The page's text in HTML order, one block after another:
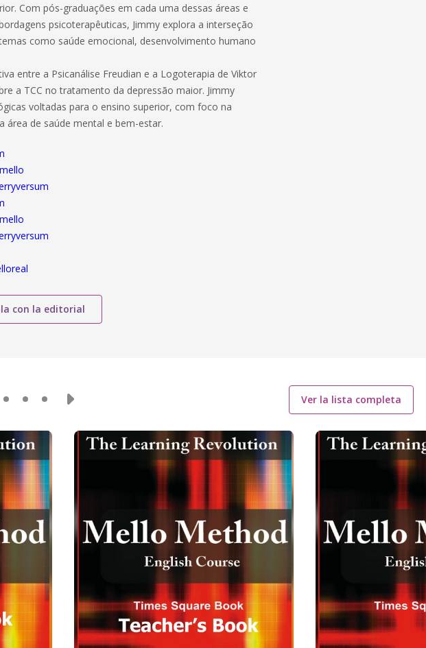
Com pós-graduações em cada uma dessas áreas e
psicoterapêuticas, Jimmy explora a interseção
como saúde emocional, desenvolvimento humano
entre a Psicanálise Freudian e a Logoterapia de Viktor
a TCC no tratamento da depressão maior. Jimmy
voltadas para o ensino superior, com foco na
área de saúde mental e bem-estar.
con la editorial
Ver la lista completa